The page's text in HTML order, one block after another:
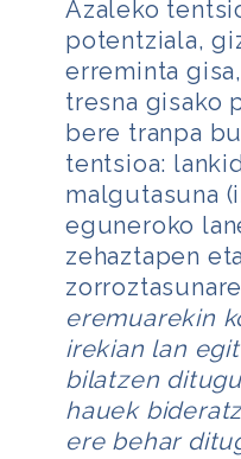
Azaleko
potentziala,
erreminta
tresna gisako
bere tranpa
tentsioa:
malgutasuna
eguneroko
zehaztapen
eremuarekin
irekian lan
bilatzen
hauek
ere behar